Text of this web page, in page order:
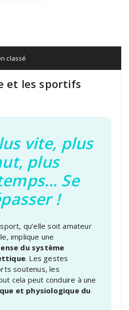
classé
et les sportifs
vite, plus
plus
Se
!
qu’elle soit amateur
implique une
du système
. Les gestes
soutenus, les
cela peut conduire à une
et physiologique du